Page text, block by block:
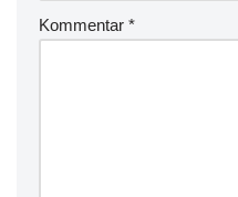
Kommentar *